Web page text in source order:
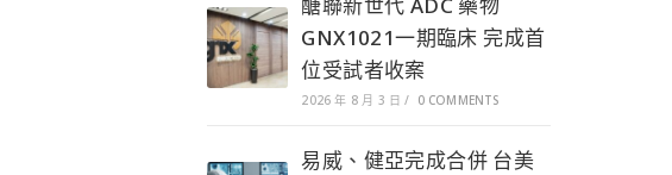
GNX1021一期臨床 完成首
位受試者收案
2026 年 8 月 3 日 / 0 COMMENTS
易威、健亞完成合併 台美